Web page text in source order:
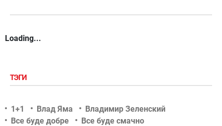
Loading...
ТЭГИ
1+1 Влад Яма
Владимир Зеленский
Все буде добре
Все буде смачно